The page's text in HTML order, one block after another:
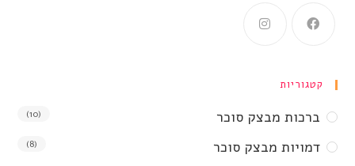
קטגוריות
ברכות מבצק סוכר (10)
דמויות מבצק סוכר (8)